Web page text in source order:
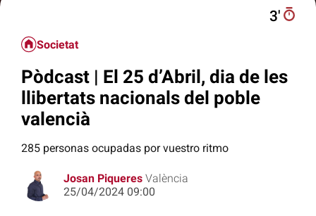
3′
Societat
Pòdcast | El 25 d’Abril, dia de les
llibertats nacionals del poble
valencià
285 personas ocupadas por vuestro ritmo
Josan Piqueres València
25/04/2024 09:00